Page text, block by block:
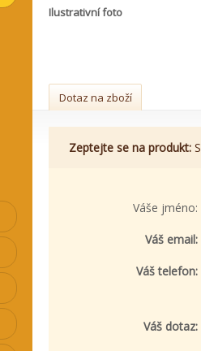
Ilustrativní foto
Dotaz na zboží
Zeptejte se na produkt:
Váše jméno:
Váš email:
Váš telefon:
Váš dotaz: